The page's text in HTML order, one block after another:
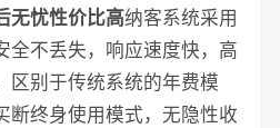
无忧性价比高纳客系统采用
全不丢失，响应速度快，高
区别于传统系统的年费模
断终身使用模式，无隐性收